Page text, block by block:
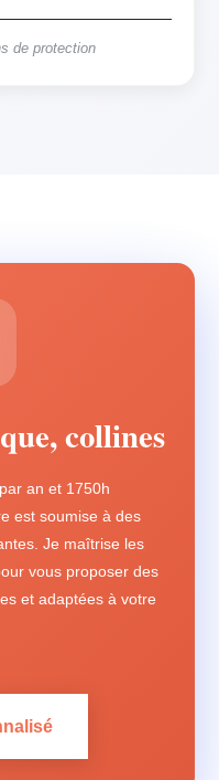
de protection
collines
an et 1750h
est soumise à des
Je maîtrise les
vous proposer des
et adaptées à votre